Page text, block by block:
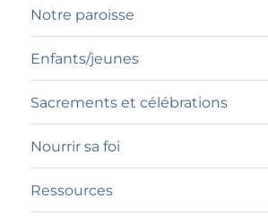
Notre paroisse
Enfants/jeunes
Sacrements et célébrations
Nourrir sa foi
Ressources